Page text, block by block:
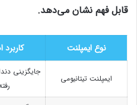
قابل فهم نشان می‌دهد.
نوع ایمپلنت
ایمپلنت تیتانیومی
جایگزینی